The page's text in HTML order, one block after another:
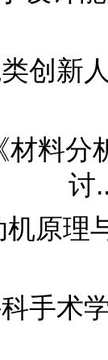
创新
材料
讨
机原理
手术